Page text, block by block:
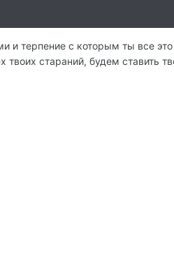
и терпение с которым ты все
твоих стараний, будем ставить